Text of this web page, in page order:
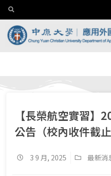
【長榮航空實習】
公告（校內收件截
3 9 月, 2025 最新消